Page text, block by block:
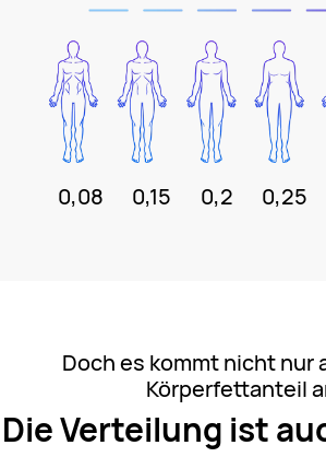
0,08 0,15 0,2 0,25
Doch es kommt nicht nur
Körperfettanteil
Die Verteilung ist